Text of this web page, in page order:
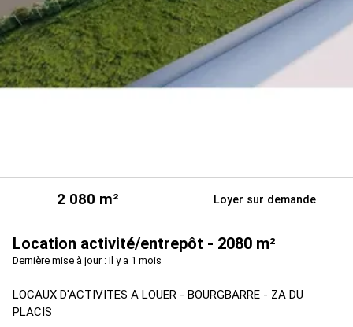
2 080 m² Loyer sur demande
Location activité/entrepôt - 2080 m²
Dernière mise à jour : Il y a 1 mois
LOCAUX D'ACTIVITES A LOUER - BOURGBARRE - ZA DU
PLACIS